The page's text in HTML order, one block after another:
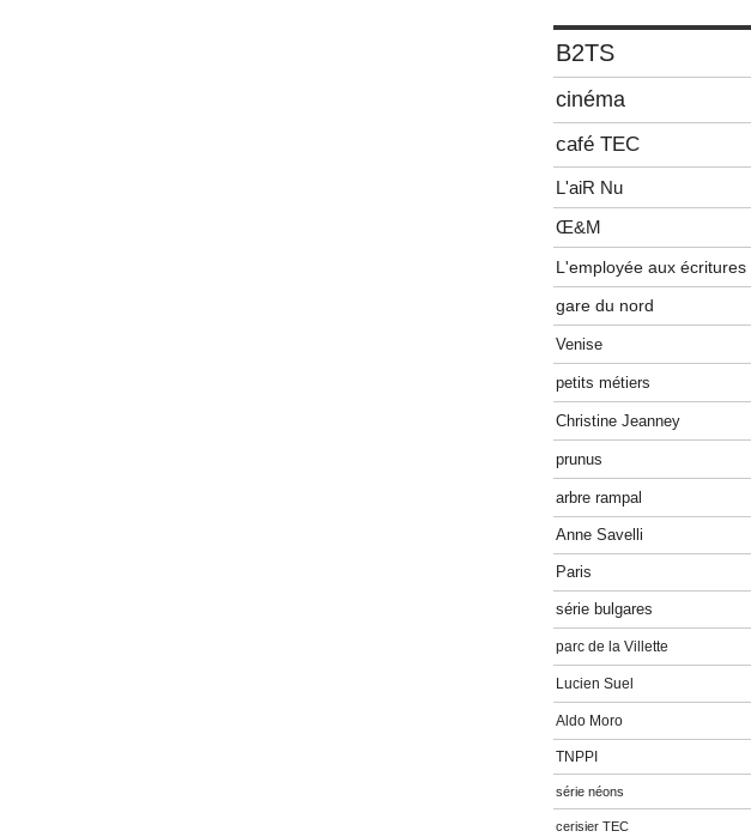
B2TS
cinéma
café TEC
L'aiR Nu
Œ&M
L'employée aux écritures
gare du nord
Venise
petits métiers
Christine Jeanney
prunus
arbre rampal
Anne Savelli
Paris
série bulgares
parc de la Villette
Lucien Suel
Aldo Moro
TNPPI
série néons
cerisier TEC